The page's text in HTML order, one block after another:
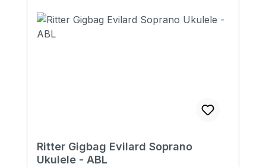
Ritter Gigbag Evilard Soprano
Ukulele - ABL